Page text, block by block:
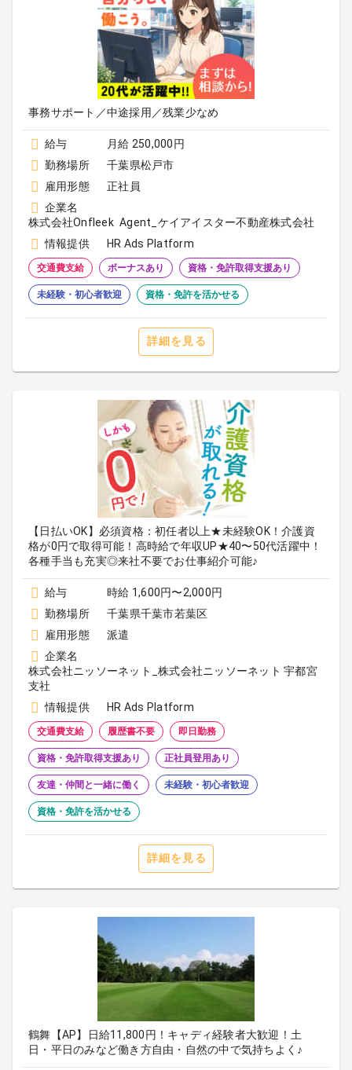
事務サポート／中途採用／残業少なめ
給与
月給 250,000円
勤務場所
千葉県松戸市
雇用形態
正社員
企業名
株式会社Onfleek Agent_ケイアイスター不動産株式会社
情報提供
HR Ads Platform
交通費支給 ボーナスあり 資格・免許取得支援あり
未経験・初心者歓迎 資格・免許を活かせる
詳細を見る
【日払いOK】必須資格：初任者以上★未経験OK！介護資
格が0円で取得可能！高時給で年収UP★40〜50代活躍中！
各種手当も充実◎来社不要でお仕事紹介可能♪
給与
時給 1,600円〜2,000円
勤務場所
千葉県千葉市若葉区
雇用形態
派遣
企業名
株式会社ニッソーネット_株式会社ニッソーネット 宇都宮
支社
情報提供
HR Ads Platform
交通費支給 履歴書不要 即日勤務
資格・免許取得支援あり 正社員登用あり
友達・仲間と一緒に働く 未経験・初心者歓迎
資格・免許を活かせる
詳細を見る
鶴舞【AP】日給11,800円！キャディ経験者大歓迎！土
日・平日のみなど働き方自由・自然の中で気持ちよく♪